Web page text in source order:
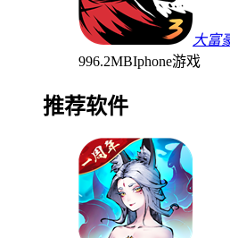
大富
996.2MBIphone游戏
推荐软件